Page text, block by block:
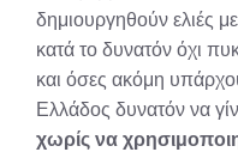
δημιουργηθούν ελιές
κατά το δυνατόν όχι
και όσες ακόμη
Ελλάδος δυνατόν να
χωρίς να